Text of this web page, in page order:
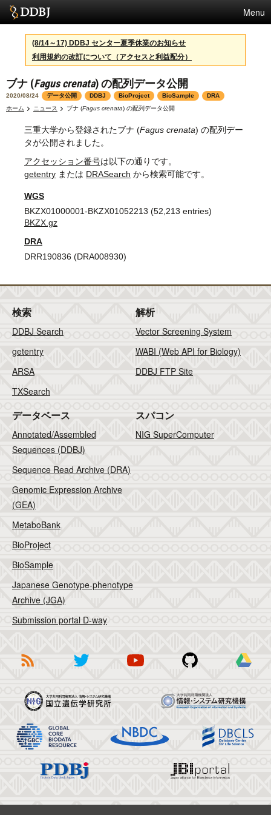
Menu
サービス
スパコン
統計
活動
センターについて
利用規約
問合せ
English
(8/14～17) DDBJ センター夏季休業のお知らせ
利用規約の改訂について（アクセスと利益配分）
ブナ (Fagus crenata) の配列データ公開
2020/08/24 データ公開 DDBJ BioProject BioSample
DRA
ホーム
ニュース ブナ (Fagus crenata) の配列データ公開
三重大学から登録されたブナ (Fagus crenata) の配列デー
タが公開されました。
アクセッション番号は以下の通りです。
getentry または DRASearch から検索可能です。
WGS
BKZX01000001-BKZX01052213 (52,213 entries)
BKZX.gz
DRA
DRR190836 (DRA008930)
検索
DDBJ Search
getentry
ARSA
TXSearch
解析
Vector Screening System
WABI (Web API for Biology)
DDBJ FTP Site
データベース
Annotated/Assembled
Sequences (DDBJ)
Sequence Read Archive (DRA)
Genomic Expression Archive
(GEA)
MetaboBank
BioProject
BioSample
Japanese Genotype-phenotype
Archive (JGA)
Submission portal D-way
スパコン
NIG SuperComputer